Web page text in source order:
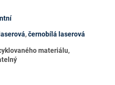
,černobílá laserová
materiálu,